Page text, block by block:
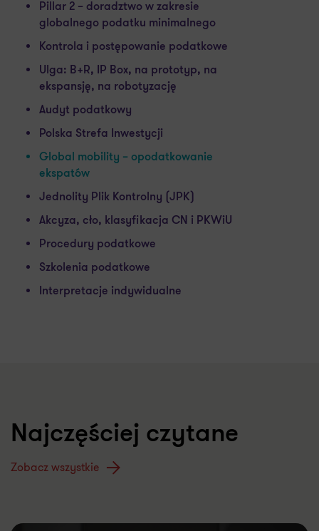
Pillar 2 – doradztwo w zakresie
globalnego podatku minimalnego
Kontrola i postępowanie podatkowe
Ulga: B+R, IP Box, na prototyp, na
ekspansję, na robotyzację
Audyt podatkowy
Polska Strefa Inwestycji
Global mobility – opodatkowanie
ekspatów
Jednolity Plik Kontrolny (JPK)
Akcyza, cło, klasyfikacja CN i PKWiU
Procedury podatkowe
Szkolenia podatkowe
Interpretacje indywidualne
Najczęściej czytane
Zobacz wszystkie